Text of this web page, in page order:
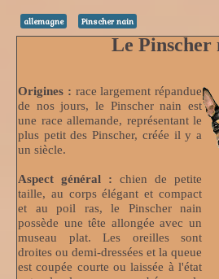
allemagne Pinscher nain
Le Pinscher
Origines : race largement répandue
de nos jours, le Pinscher nain est
une race allemande, représentant le
plus petit des Pinscher, créée il y a
un siècle.
Aspect général : chien de petite
taille, au corps élégant et compact
et au poil ras, le Pinscher nain
possède une tête allongée avec un
museau plat. Les oreilles sont
droites ou demi-dressées et la queue
est coupée courte ou laissée à l'état